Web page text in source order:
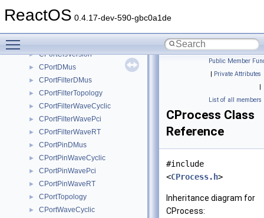
ReactOS 0.4.17-dev-590-gbc0a1de
► CPointerArray
► CPortClsVersion
► CPortDMus
► CPortFilterDMus
► CPortFilterTopology
► CPortFilterWaveCyclic
► CPortFilterWavePci
► CPortFilterWaveRT
► CPortPinDMus
► CPortPinWaveCyclic
► CPortPinWavePci
► CPortPinWaveRT
► CPortTopology
► CPortWaveCyclic
Public Member
| Private Attributes
|
List of all members
CProcess Class
Reference
#include
<CProcess.h>
Inheritance diagram for
CProcess: